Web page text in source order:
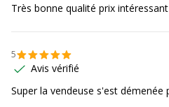
Très bonne qualité prix intéressant
5
Avis vérifié
Super la vendeuse s'est